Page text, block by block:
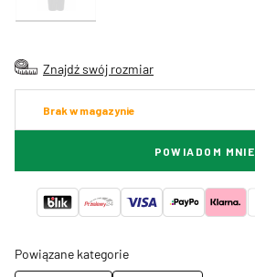
Znajdź swój rozmiar
Brak w magazynie
POWIADOM MNIE
Powiązane kategorie